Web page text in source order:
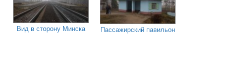
Вид в сторону Минска Пассажирский павильон